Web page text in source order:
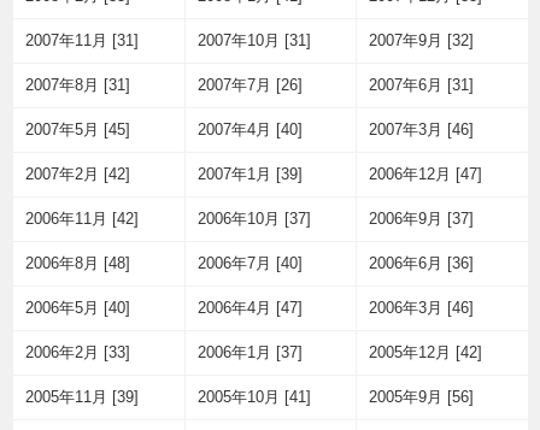
2007年11月 [31] 2007年10月 [31] 2007年9月 [32]
2007年8月 [31] 2007年7月 [26] 2007年6月 [31]
2007年5月 [45] 2007年4月 [40] 2007年3月 [46]
2007年2月 [42] 2007年1月 [39] 2006年12月 [47]
2006年11月 [42] 2006年10月 [37] 2006年9月 [37]
2006年8月 [48] 2006年7月 [40] 2006年6月 [36]
2006年5月 [40] 2006年4月 [47] 2006年3月 [46]
2006年2月 [33] 2006年1月 [37] 2005年12月 [42]
2005年11月 [39] 2005年10月 [41] 2005年9月 [56]